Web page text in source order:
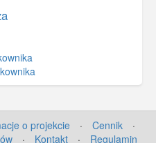
o projekcie · Cennik
·
· Kontakt ·
Regulamin